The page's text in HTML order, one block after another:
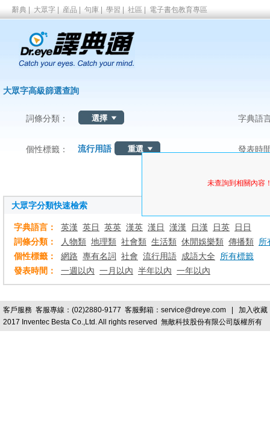
辭典 大眾字 産品 句庫 學習 社區 電子書包教育專區
未查詢到相關內容
大眾字高級篩選查詢
詞條分類： 字典語
個性標籤： 流行用語 發表時
大眾字分類快速檢索
字典語言： 英漢 英日 英英 漢英 漢日 漢漢 日漢 日英
日日
詞條分類：
人物類 地理類 社會類 生活類 休閒娛樂類 傳播類 所
個性標籤：
網路 專有名詞 社會 流行用語 成語大全
所有標籤
發表時間：
一週以內 一月以內 半年以內 一年以內
客戶服務 客服專線：(02)2880-9177 客服郵箱： service@dreye.com 加入收藏
2017 Inventec Besta Co.,Ltd. All rights reserved 無敵科技股份有限公司版權所有